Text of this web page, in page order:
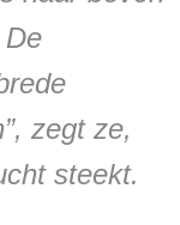
zegt ze,
steekt.